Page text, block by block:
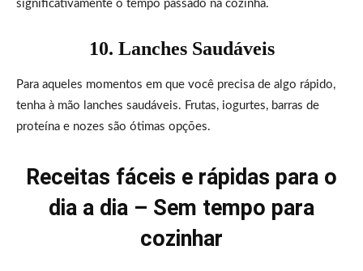
significativamente o tempo passado na cozinha.
10. Lanches Saudáveis
Para aqueles momentos em que você precisa de algo rápido,
tenha à mão lanches saudáveis. Frutas, iogurtes, barras de
proteína e nozes são ótimas opções.
Receitas fáceis e rápidas para o
dia a dia – Sem tempo para
cozinhar